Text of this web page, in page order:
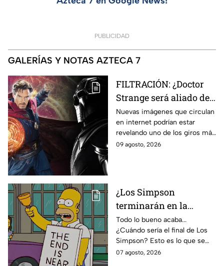
PUBLICIDAD
GALERÍAS Y NOTAS AZTECA 7
FILTRACIÓN: ¿Doctor
Strange será aliado de
Doctor Doom en
Avengers: Doomsday?
Esto revelan las nuevas
imágenes filtradas
Nuevas imágenes que circulan
en internet podrían estar
revelando uno de los giros más
inesperados de Doctor Strange
09 agosto, 2026
¿Los Simpson
terminarán en la
temporada 40? Actriz
de Bart Simpson da
IMPACTANTE
declaración
Todo lo bueno acaba...
¿Cuándo sería el final de Los
Simpson? Esto es lo que se
sabe:
07 agosto, 2026